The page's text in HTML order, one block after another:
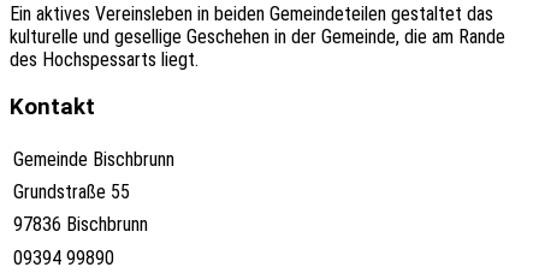
Ein aktives Vereinsleben in beiden Gemeindeteilen gestaltet das
kulturelle und gesellige Geschehen in der Gemeinde, die am Rande
des Hochspessarts liegt.
Kontakt
Gemeinde Bischbrunn
Grundstraße 55
97836 Bischbrunn
09394 99890